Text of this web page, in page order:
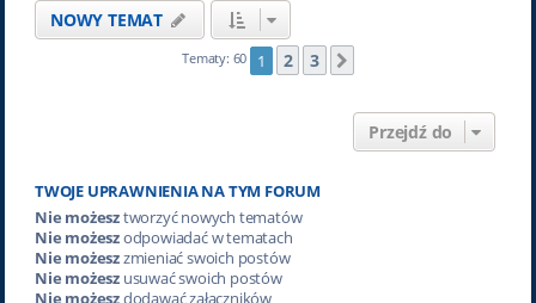
NOWY TEMAT
Tematy: 60 1 2 3
Przejdź do
TWOJE UPRAWNIENIA NA TYM FORUM
Nie możesztworzyć nowych tematów
Nie możeszodpowiadać w tematach
Nie możeszzmieniać swoich postów
Nie możeszusuwać swoich postów